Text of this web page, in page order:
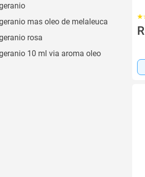
mas oleo de melaleuca
rosa
10 ml via aroma oleo